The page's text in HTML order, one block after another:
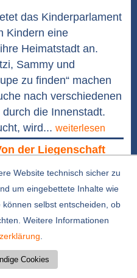
Website technisch sicher zu
um eingebettete Inhalte wie
selbst entscheiden, ob
Weitere Informationen
Cookies
das Kinderparlament
Kindern eine
Heimatstadt an.
Sammy und
zu finden“ machen
nach verschiedenen
die Innenstadt.
wird... weiterlesen
der Liegenschaft